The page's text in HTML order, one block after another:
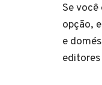
Se
opção,
e